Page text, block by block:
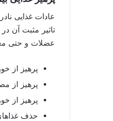
عادات غذایی
تاثیر مثبت آن
عضلات و حتی
پرهیز از
پرهیز از
پرهیز از
حذف